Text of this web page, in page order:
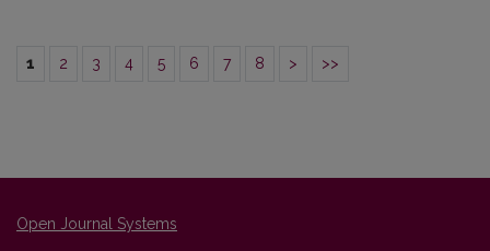
1 2 3 4 5 6 7 8 > >>
Open Journal Systems